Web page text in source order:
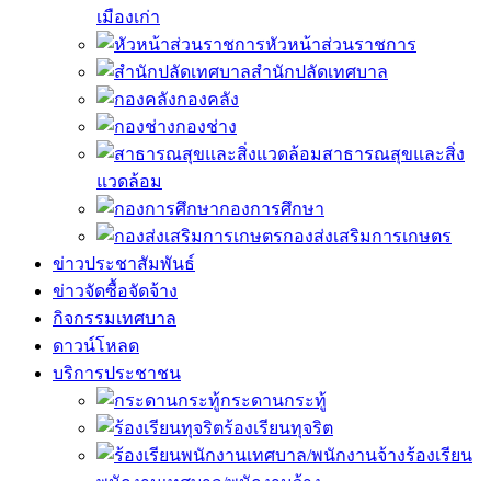
เมืองเก่า
หัวหน้าส่วนราชการ
สำนักปลัดเทศบาล
กองคลัง
กองช่าง
สาธารณสุขและสิ่ง
แวดล้อม
กองการศึกษา
กองส่งเสริมการเกษตร
ข่าวประชาสัมพันธ์
ข่าวจัดซื้อจัดจ้าง
กิจกรรมเทศบาล
ดาวน์โหลด
บริการประชาชน
กระดานกระทู้
ร้องเรียนทุจริต
ร้องเรียน